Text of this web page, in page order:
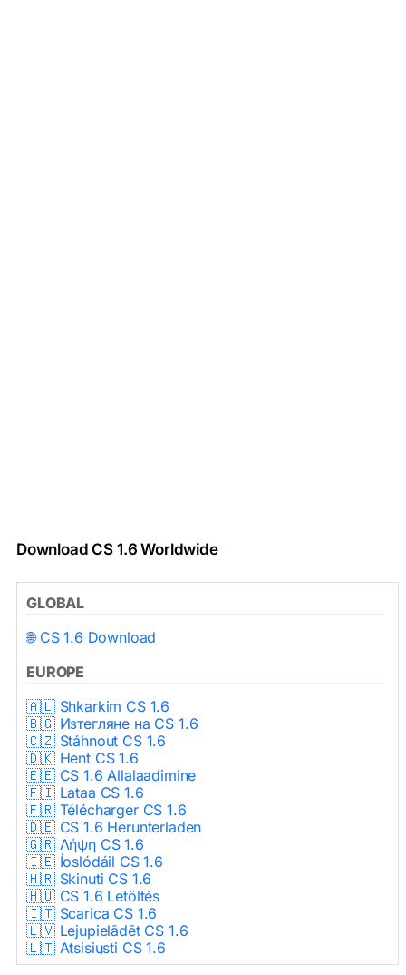
Download CS 1.6 Worldwide
GLOBAL
🌐 CS 1.6 Download
EUROPE
🇦🇱 Shkarkim CS 1.6
🇧🇬 Изтегляне на CS 1.6
🇨🇿 Stáhnout CS 1.6
🇩🇰 Hent CS 1.6
🇪🇪 CS 1.6 Allalaadimine
🇫🇮 Lataa CS 1.6
🇫🇷 Télécharger CS 1.6
🇩🇪 CS 1.6 Herunterladen
🇬🇷 Λήψη CS 1.6
🇮🇪 Íoslódáil CS 1.6
🇭🇷 Skinuti CS 1.6
🇭🇺 CS 1.6 Letöltés
🇮🇹 Scarica CS 1.6
🇱🇻 Lejupielādēt CS 1.6
🇱🇹 Atsisiųsti CS 1.6
🇳🇱 CS 1.6 Downloaden